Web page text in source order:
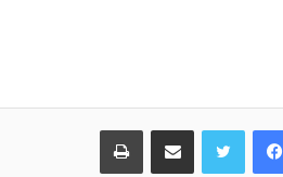
Facebook
Twitter
Share via Email
Print